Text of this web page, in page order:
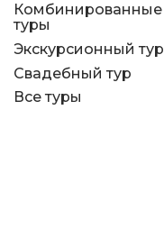
Комбинированные
туры
Экскурсионный тур
Свадебный тур
Все туры